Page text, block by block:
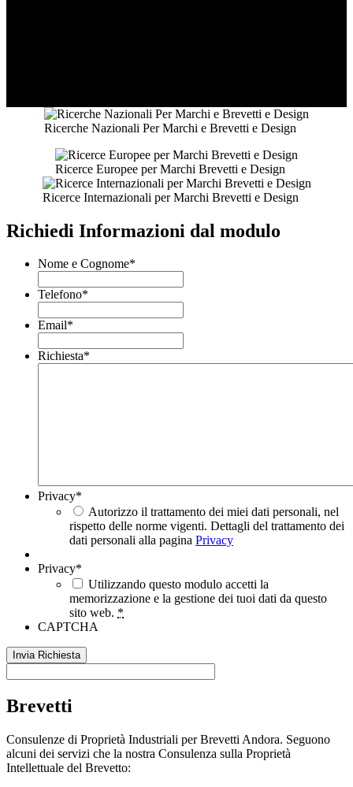
Ricerche Nazionali Per Marchi e Brevetti e Design
Ricerce Europee per Marchi Brevetti e Design
Ricerce Internazionali per Marchi Brevetti e Design
Richiedi Informazioni dal modulo
Nome e Cognome*
Telefono*
Email*
Richiesta*
Privacy*
Autorizzo il trattamento dei miei dati personali, nel
rispetto delle norme vigenti. Dettagli del trattamento dei
dati personali alla pagina Privacy
Privacy*
Utilizzando questo modulo accetti la
memorizzazione e la gestione dei tuoi dati da questo
sito web. *
CAPTCHA
Brevetti
Consulenze di Proprietà Industriali per Brevetti Andora. Seguono
alcuni dei servizi che la nostra Consulenza sulla Proprietà
Intellettuale del Brevetto: